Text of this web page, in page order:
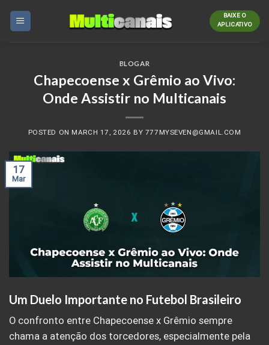
BAIXE O
APLICATIVO
BLOGAR
Chapecoense x Grêmio ao Vivo:
Onde Assistir no Multicanais
POSTED ON MARCH 17, 2026 BY 777MYSEVEN@GMAIL.COM
17
Mar
Um Duelo Importante no Futebol Brasileiro
O confronto entre Chapecoense x Grêmio sempre
chama a atenção dos torcedores, especialmente pela